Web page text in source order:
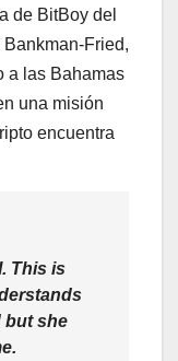
de BitBoy del
Fried,
a las Bahamas
una misión
encuentra
This is
but she